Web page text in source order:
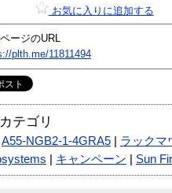
お気に入りに追加する
ージのURL
plth.me/11811494
テゴリ
A55-NGB2-1-4GRA5
ラックマ
キャンペーン Sun